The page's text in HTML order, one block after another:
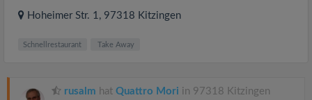
Hoheimer Str. 1, 97318 Kitzingen
Schnellrestaurant Take Away
rusalm hat Quattro Mori in 97318 Kitzingen